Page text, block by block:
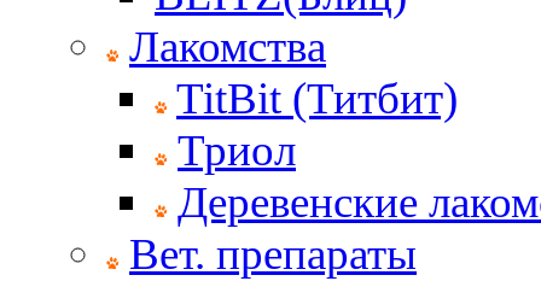
Лакомства
TitBit (Титбит)
Триол
Деревенские
Вет. препараты